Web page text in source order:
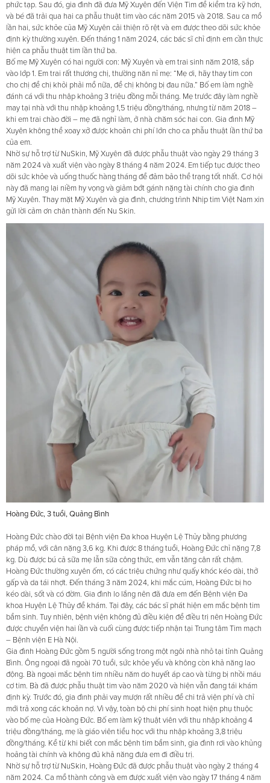
phức tạp. Sau đó, gia đình đã đưa Mỹ Xuyên đến Viện Tim để kiểm tra kỹ hơn,
và bé đã trải qua hai ca phẫu thuật tim vào các năm 2015 và 2018. Sau ca mổ
lần hai, sức khỏe của Mỹ Xuyên cải thiện rõ rệt và em được theo dõi sức khỏe
định kỳ thường xuyên. Đến tháng 1 năm 2024, các bác sĩ chỉ định em cần thực
hiện ca phẫu thuật tim lần thứ ba.
Bố mẹ Mỹ Xuyên có hai người con: Mỹ Xuyên và em trai sinh năm 2018, sắp
vào lớp 1. Em trai rất thương chị, thường năn nỉ mẹ: “Mẹ ơi, hãy thay tim con
cho chị để chị khỏi phải mổ nữa, để chị không bị đau nữa.” Bố em làm nghề
đánh cá với thu nhập khoảng 3 triệu đồng mỗi tháng. Mẹ trước đây làm nghề
may tại nhà với thu nhập khoảng 1,5 triệu đồng/tháng, nhưng từ năm 2018 –
khi em trai chào đời – mẹ đã nghỉ làm, ở nhà chăm sóc hai con. Gia đình Mỹ
Xuyên không thể xoay xở được khoản chi phí lớn cho ca phẫu thuật lần thứ ba
của em.
Nhờ sự hỗ trợ từ NuSkin, Mỹ Xuyên đã được phẫu thuật vào ngày 29 tháng 3
năm 2024 và xuất viện vào ngày 8 tháng 4 năm 2024. Em tiếp tục được theo
dõi sức khỏe và uống thuốc hàng tháng để đảm bảo thể trạng tốt nhất. Cơ hội
này đã mang lại niềm hy vọng và giảm bớt gánh nặng tài chính cho gia đình
Mỹ Xuyên. Thay mặt Mỹ Xuyên và gia đình, chương trình Nhịp tim Việt Nam xin
gửi lời cảm ơn chân thành đến Nu Skin.
Hoàng Đức, 3 tuổi, Quảng Bình
Hoàng Đức chào đời tại Bệnh viện Đa khoa Huyện Lệ Thủy bằng phương
pháp mổ, với cân nặng 3,6 kg. Khi được 8 tháng tuổi, Hoàng Đức chỉ nặng 7,8
kg. Dù được bú cả sữa mẹ lẫn sữa công thức, em vẫn tăng cân rất chậm.
Hoàng Đức thường xuyên ốm, có các triệu chứng như quấy khóc kéo dài, thở
gấp và da tái nhợt. Đến tháng 3 năm 2024, khi mắc cúm, Hoàng Đức bị ho
kéo dài, sốt và có đờm. Gia đình lo lắng nên đã đưa em đến Bệnh viện Đa
khoa Huyện Lệ Thủy để khám. Tại đây, các bác sĩ phát hiện em mắc bệnh tim
bẩm sinh. Tuy nhiên, bệnh viện không đủ điều kiện để điều trị nên Hoàng Đức
được chuyển viện hai lần và cuối cùng được tiếp nhận tại Trung tâm Tim mạch
– Bệnh viện E Hà Nội.
Gia đình Hoàng Đức gồm 5 người sống trong một ngôi nhà nhỏ tại tỉnh Quảng
Bình. Ông ngoại đã ngoài 70 tuổi, sức khỏe yếu và không còn khả năng lao
động. Bà ngoại mắc bệnh tim nhiều năm do huyết áp cao và từng bị nhồi máu
cơ tim. Bà đã được phẫu thuật tim vào năm 2020 và hiện vẫn đang tái khám
định kỳ. Trước đó, gia đình phải vay mượn rất nhiều để chi trả viện phí và chỉ
mới trả xong các khoản nợ. Vì vậy, toàn bộ chi phí sinh hoạt hiện phụ thuộc
vào bố mẹ của Hoàng Đức. Bố em làm kỹ thuật viên với thu nhập khoảng 4
triệu đồng/tháng, mẹ là giáo viên tiểu học với thu nhập khoảng 3,8 triệu
đồng/tháng. Kể từ khi biết con mắc bệnh tim bẩm sinh, gia đình rơi vào khủng
hoảng tài chính và không đủ khả năng đưa em đi điều trị.
Nhờ sự hỗ trợ từ NuSkin, Hoàng Đức đã được phẫu thuật vào ngày 2 tháng 4
năm 2024. Ca mổ thành công và em được xuất viện vào ngày 17 tháng 4 năm